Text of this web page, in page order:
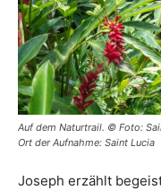
Auf dem Naturtrail. © Foto:
Ort der Aufnahme: Saint Lucia
Joseph erzählt